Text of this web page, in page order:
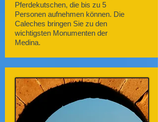
Pferdekutschen, die bis zu 5
Personen aufnehmen können. Die
Caleches bringen Sie zu den
wichtigsten Monumenten der
Medina.